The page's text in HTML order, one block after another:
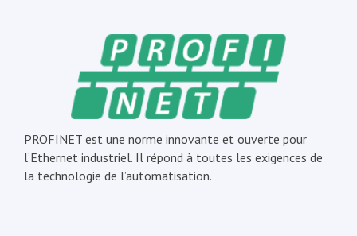
PROFINET est une norme innovante et ouverte pour
l’Ethernet industriel. Il répond à toutes les exigences de
la technologie de l’automatisation.